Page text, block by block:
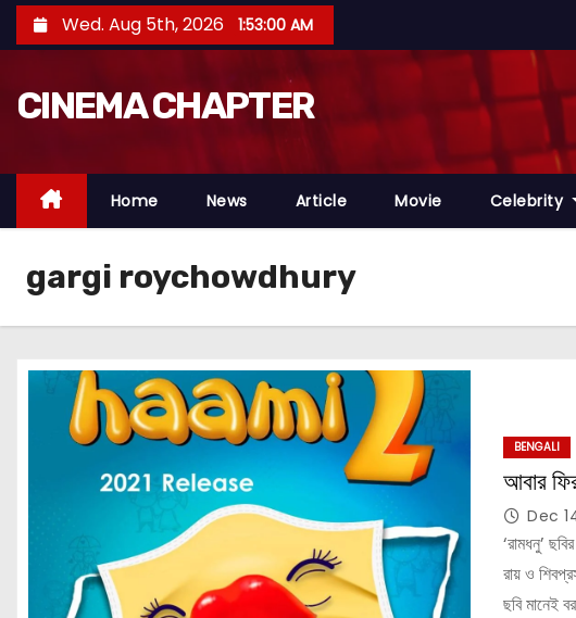
k
o
Wed. Aug 5th, 2026 1:53:01 AM
CINEMA CHAPTER
Home News Article Movie Celebrity
gargi roychowdhury
BENGALI
আবার
Dec
‘রামধনু’
রায় ও
ছবি মানেই